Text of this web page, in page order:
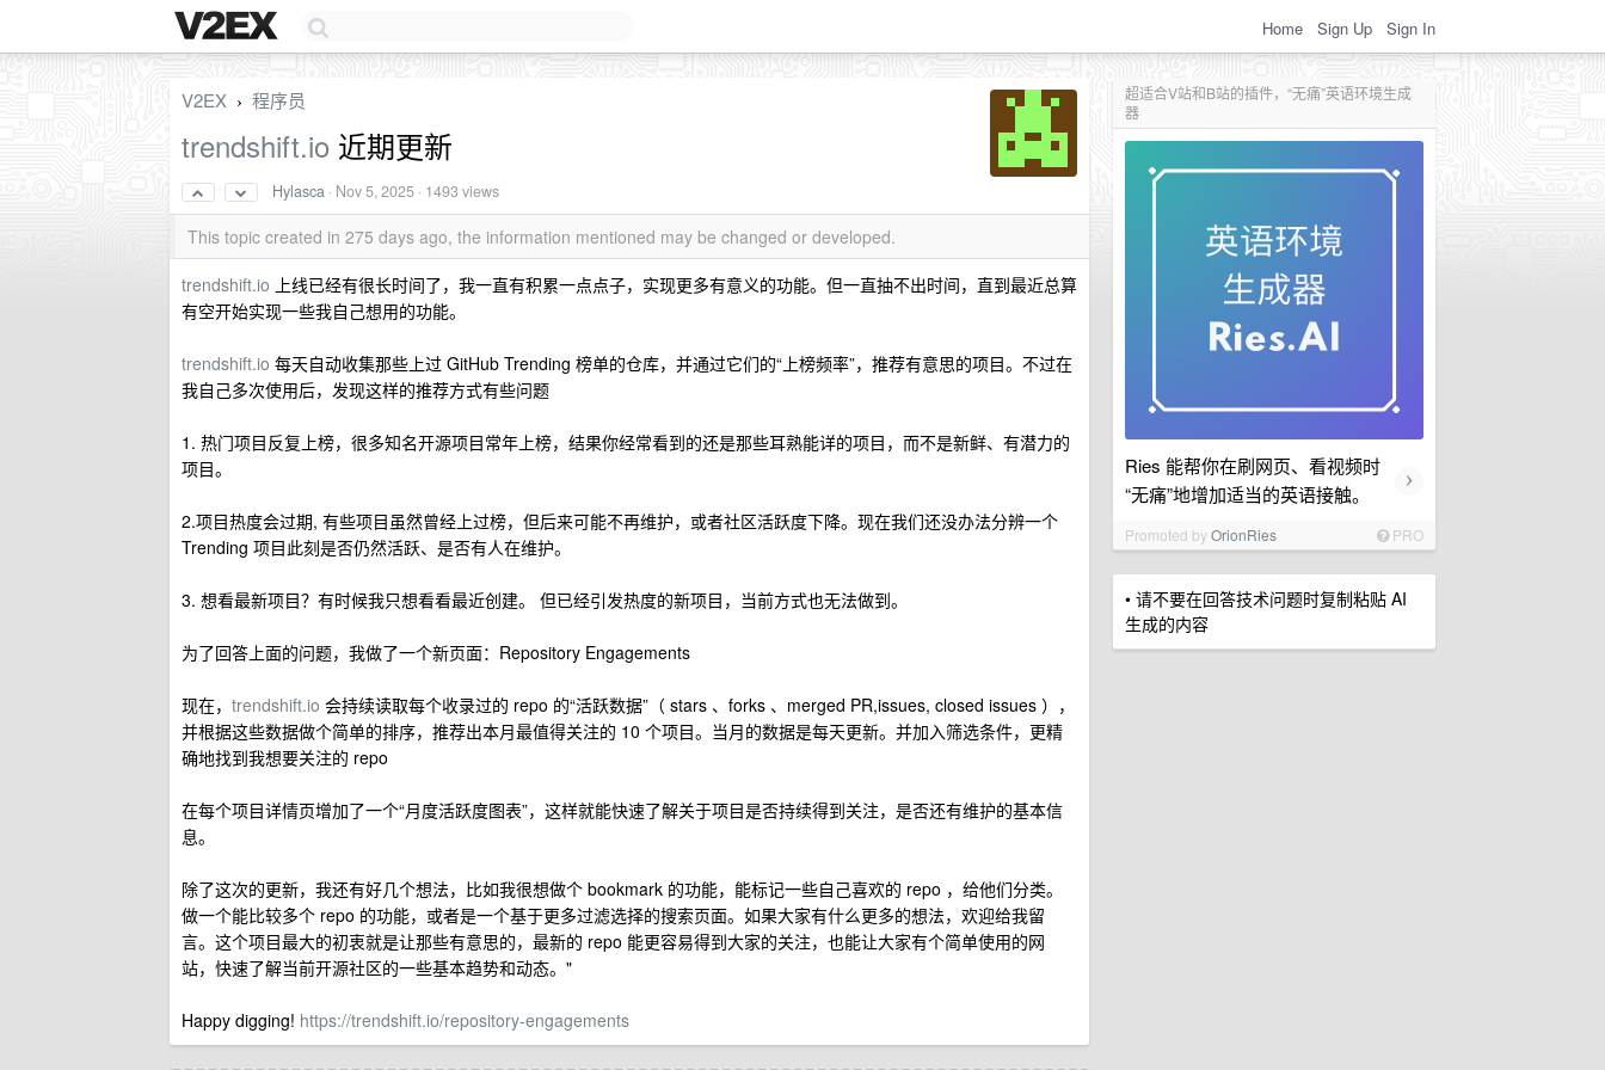
Home Sign Up Sign In
超适合V站和B站的插件，“无痛”英语环境生成
器
Ries 能帮你在刷网页、看视频时
“无痛”地增加适当的英语接触。
›
Promoted byOrionRies PRO
• 请不要在回答技术问题时复制粘贴 AI
生成的内容
V2EX › 程序员
trendshift.io 近期更新
Hylasca · Nov 5, 2025 · 1493 views
This topic created in 275 days ago, the information mentioned may be changed or developed.
trendshift.io 上线已经有很长时间了，我一直有积累一点点子，实现更多有意义的功能。但一直抽不出时间，直到最近总算
有空开始实现一些我自己想用的功能。
trendshift.io 每天自动收集那些上过 GitHub Trending 榜单的仓库，并通过它们的“上榜频率”，推荐有意思的项目。不过在
我自己多次使用后，发现这样的推荐方式有些问题
1. 热门项目反复上榜，很多知名开源项目常年上榜，结果你经常看到的还是那些耳熟能详的项目，而不是新鲜、有潜力的
项目。
2.项目热度会过期, 有些项目虽然曾经上过榜，但后来可能不再维护，或者社区活跃度下降。现在我们还没办法分辨一个
Trending 项目此刻是否仍然活跃、是否有人在维护。
3. 想看最新项目？有时候我只想看看最近创建。 但已经引发热度的新项目，当前方式也无法做到。
为了回答上面的问题，我做了一个新页面：Repository Engagements
现在， trendshift.io 会持续读取每个收录过的 repo 的“活跃数据”（ stars 、forks 、merged PR,issues, closed issues ），
并根据这些数据做个简单的排序，推荐出本月最值得关注的 10 个项目。当月的数据是每天更新。并加入筛选条件，更精
确地找到我想要关注的 repo
在每个项目详情页增加了一个“月度活跃度图表”，这样就能快速了解关于项目是否持续得到关注，是否还有维护的基本信
息。
除了这次的更新，我还有好几个想法，比如我很想做个 bookmark 的功能，能标记一些自己喜欢的 repo ，给他们分类。
做一个能比较多个 repo 的功能，或者是一个基于更多过滤选择的搜索页面。如果大家有什么更多的想法，欢迎给我留
言。这个项目最大的初衷就是让那些有意思的，最新的 repo 能更容易得到大家的关注，也能让大家有个简单使用的网
站，快速了解当前开源社区的一些基本趋势和动态。"
Happy digging! https://trendshift.io/repository-engagements